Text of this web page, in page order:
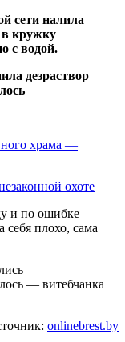
сети налила
кружку
с водой.
храма —
охоте
и по ошибке
себя плохо, сама
— витебчанка
onlinebrest.by